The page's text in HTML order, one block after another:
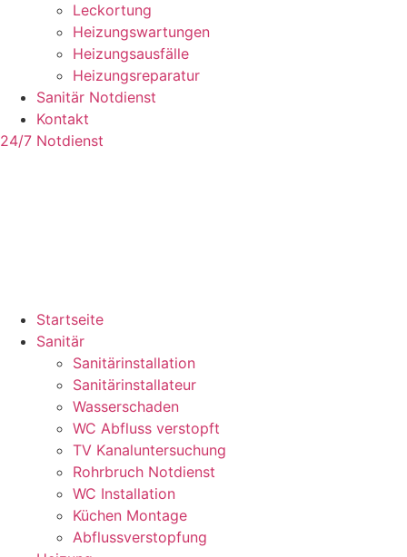
Leckortung
Heizungswartungen
Heizungsausfälle
Heizungsreparatur
Sanitär Notdienst
Kontakt
24/7 Notdienst
Startseite
Sanitär
Sanitärinstallation
Sanitärinstallateur
Wasserschaden
WC Abfluss verstopft
TV Kanaluntersuchung
Rohrbruch Notdienst
WC Installation
Küchen Montage
Abflussverstopfung